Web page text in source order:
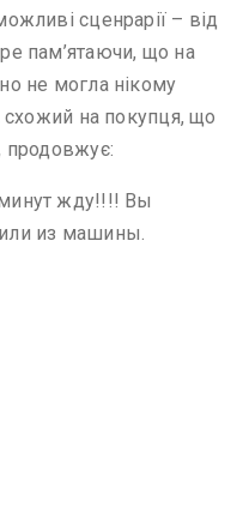
сценрарії – від
пам’ятаючи, що на
не могла нікому
схожий на покупця, що
продовжує:
жду!!!! Вы
из машины.